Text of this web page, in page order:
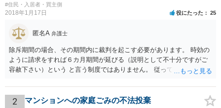
#住民・入居者・買主側
2018年1月17日 役にたった 25
匿名A 弁護士
除斥期間の場合、その期間内に裁判を起こす必要があります。 時効の
ように請求をすれば６カ月期間が延びる（説明として不十分ですがご
容赦下さい）という と言う制度ではありません。 従って、理論上は１
2 マンションへの家庭ごみの不法投棄